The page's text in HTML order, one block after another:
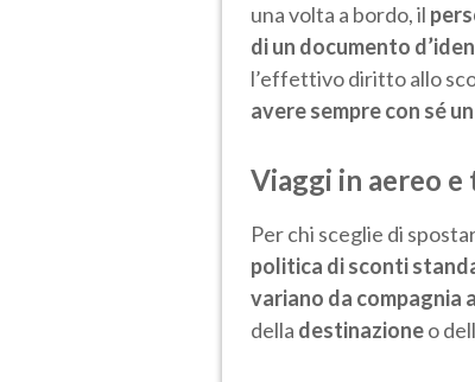
una volta a bordo, il
di un documento
l’effettivo diritto allo
avere sempre con sé
Viaggi in aereo
Per chi sceglie di
politica di sconti
variano da compagnia
della destinazioneo